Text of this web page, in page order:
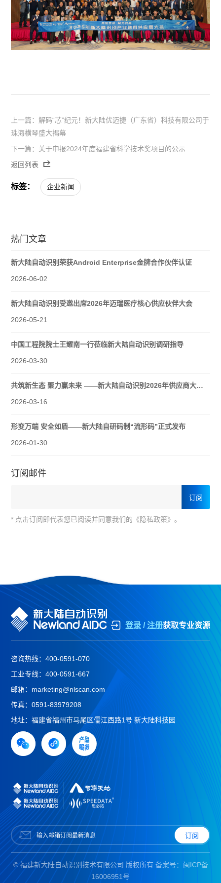
上一篇：解码“芯”纪元！新大陆优迈捷（广东省）科技有限公司于
珠海横琴盛大揭幕
下一篇：关于申报2024年度福建省科学技术奖项目的公示
返回列表
标签： 企业新闻
热门文章
新大陆自动识别荣获Android Enterprise金牌合作伙伴认证
2026-06-02
新大陆自动识别受邀出席2026年迈瑞医疗核心供应伙伴大会
2026-05-21
中国工程院院士王耀南一行莅临新大陆自动识别调研指导
2026-03-30
共筑新生态 聚力赢未来 ——新大陆自动识别2026年供应商大会圆满举行
2026-03-16
形变万端 安全如盾——新大陆自研码制“流形码”正式发布
2026-01-30
订阅邮件
* 点击订阅即代表您已阅读并同意我们的《隐私政策》。
登录/ 注册获取专业资源
咨询热线：400-0591-070
工业专线：400-0591-667
邮箱： marketing@nlscan.com
传真：0591-83979208
地址：福建省福州市马尾区儒江西路1号 新大陆科技园
© 福建新大陆自动识别技术有限公司 版权所有 备案号： 闽ICP备
16006951号